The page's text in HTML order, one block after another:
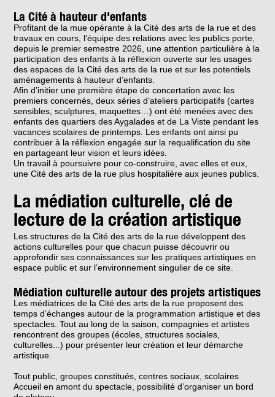
La Cité à hauteur d'enfants
Profitant de la mue opérante à la Cité des arts de la rue et des
travaux en cours, l’équipe des relations avec les publics porte,
depuis le premier semestre 2026, une attention particulière à la
participation des enfants à la réflexion ouverte sur les usages
des espaces de la Cité des arts de la rue et sur les potentiels
aménagements à hauteur d’enfants.
Afin d’initier une première étape de concertation avec les
premiers concernés, deux séries d’ateliers participatifs (cartes
sensibles, sculptures, maquettes…) ont été menées avec des
enfants des quartiers des Aygalades et de La Viste pendant les
vacances scolaires de printemps. Les enfants ont ainsi pu
contribuer à la réflexion engagée sur la requalification du site
en partageant leur vision et leurs idées.
Un travail à poursuivre pour co-construire, avec elles et eux,
une Cité des arts de la rue plus hospitalière aux jeunes publics.
La médiation culturelle, clé de
lecture de la création artistique
Les structures de la Cité des arts de la rue développent des
actions culturelles pour que chacun puisse découvrir ou
approfondir ses connaissances sur les pratiques artistiques en
espace public et sur l’environnement singulier de ce site.
Médiation culturelle autour des projets artistiques
Les médiatrices de la Cité des arts de la rue proposent des
temps d’échanges autour de la programmation artistique et des
spectacles. Tout au long de la saison, compagnies et artistes
rencontrent des groupes (écoles, structures sociales,
culturelles...) pour présenter leur création et leur démarche
artistique.
Tout public, groupes constitués, centres sociaux, scolaires
Accueil en amont du spectacle, possibilité d’organiser un bord